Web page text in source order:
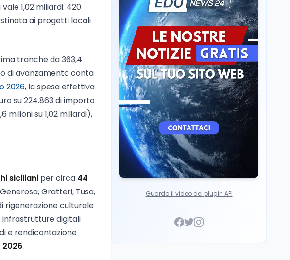
1,02 miliardi: 420
ai progetti locali
tranche da 363,4
di avanzamento conta
2026, la spesa effettiva
su 224.863 di importo
milioni su 1,02 miliardi),
siciliani per circa 44
Gratteri, Tusa,
rigenerazione culturale
infrastrutture digitali
e rendicontazione
2026.
l’intesa triennale tra
Ministero del Lavoro e
CSVnet ETS
Scuola5 ago
Il Ministro della Pa
Zangrillo in Parlamento:
"12 miliardi per l'edilizia
e la sicurezza delle
scuole con risorse Pnrr"
Scuola5 ago
Il Ministro Valditara ha
incontrato due studenti
palestinesi giunti da
Gaza che hanno
superato la Maturità in
Italia
Guarda il video del plugin API